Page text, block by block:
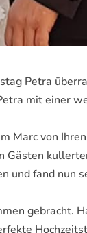
Petra
mit einer
Marc von
Gästen
und fand nun
gebracht.